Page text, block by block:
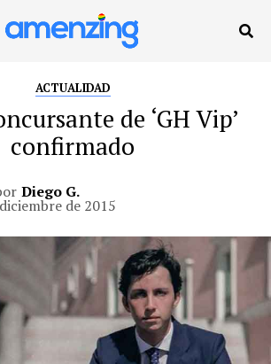
ACTUALIDAD
de ‘GH Vip’
confirmado
Diego G.
de 2015